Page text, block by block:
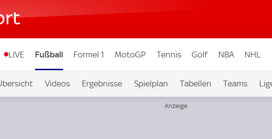
LIVE Fußball Formel 1 MotoGP Tennis Golf NBA NHL
Videos Ergebnisse Spielplan Tabellen Teams